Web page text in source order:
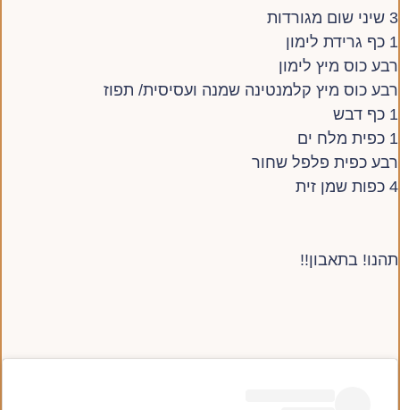
3 שיני שום מגורדות
1 כף גרידת לימון
רבע כוס מיץ לימון
רבע כוס מיץ קלמנטינה שמנה ועסיסית/ תפוז
1 כף דבש
1 כפית מלח ים
רבע כפית פלפל שחור
4 כפות שמן זית
תהנו! בתאבון!!